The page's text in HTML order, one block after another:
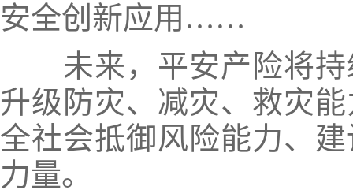
安全创新应用……
未来， 平安产险将
升级防灾、减灾、救灾
全社会抵御风险能力、
力量。